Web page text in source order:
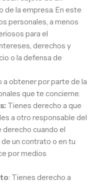
la empresa. En este
personales, a menos
para el
derechos y
o la defensa de
a obtener por parte de la
que te concierne.
Tienes derecho a que
a otro responsable del
cuando el
un contrato o en tu
por medios
: Tienes derecho a